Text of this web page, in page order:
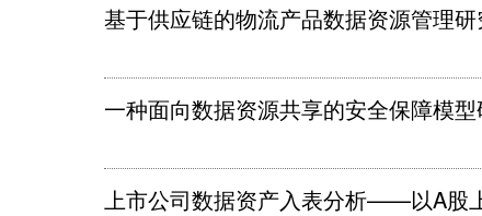
基于供应链的物流产品数据资源管理研
一种面向数据资源共享的安全保障模
上市公司数据资产入表分析——以A股